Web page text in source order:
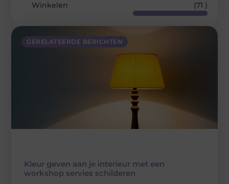
GERELATEERDE BERICHTEN
Kleur geven aan je interieur met een
workshop servies schilderen
Winkelen
(71 )